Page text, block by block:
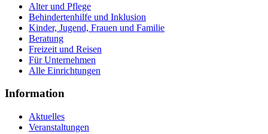
Alter und Pflege
Behindertenhilfe und Inklusion
Kinder, Jugend, Frauen und Familie
Beratung
Freizeit und Reisen
Für Unternehmen
Alle Einrichtungen
Information
Aktuelles
Veranstaltungen